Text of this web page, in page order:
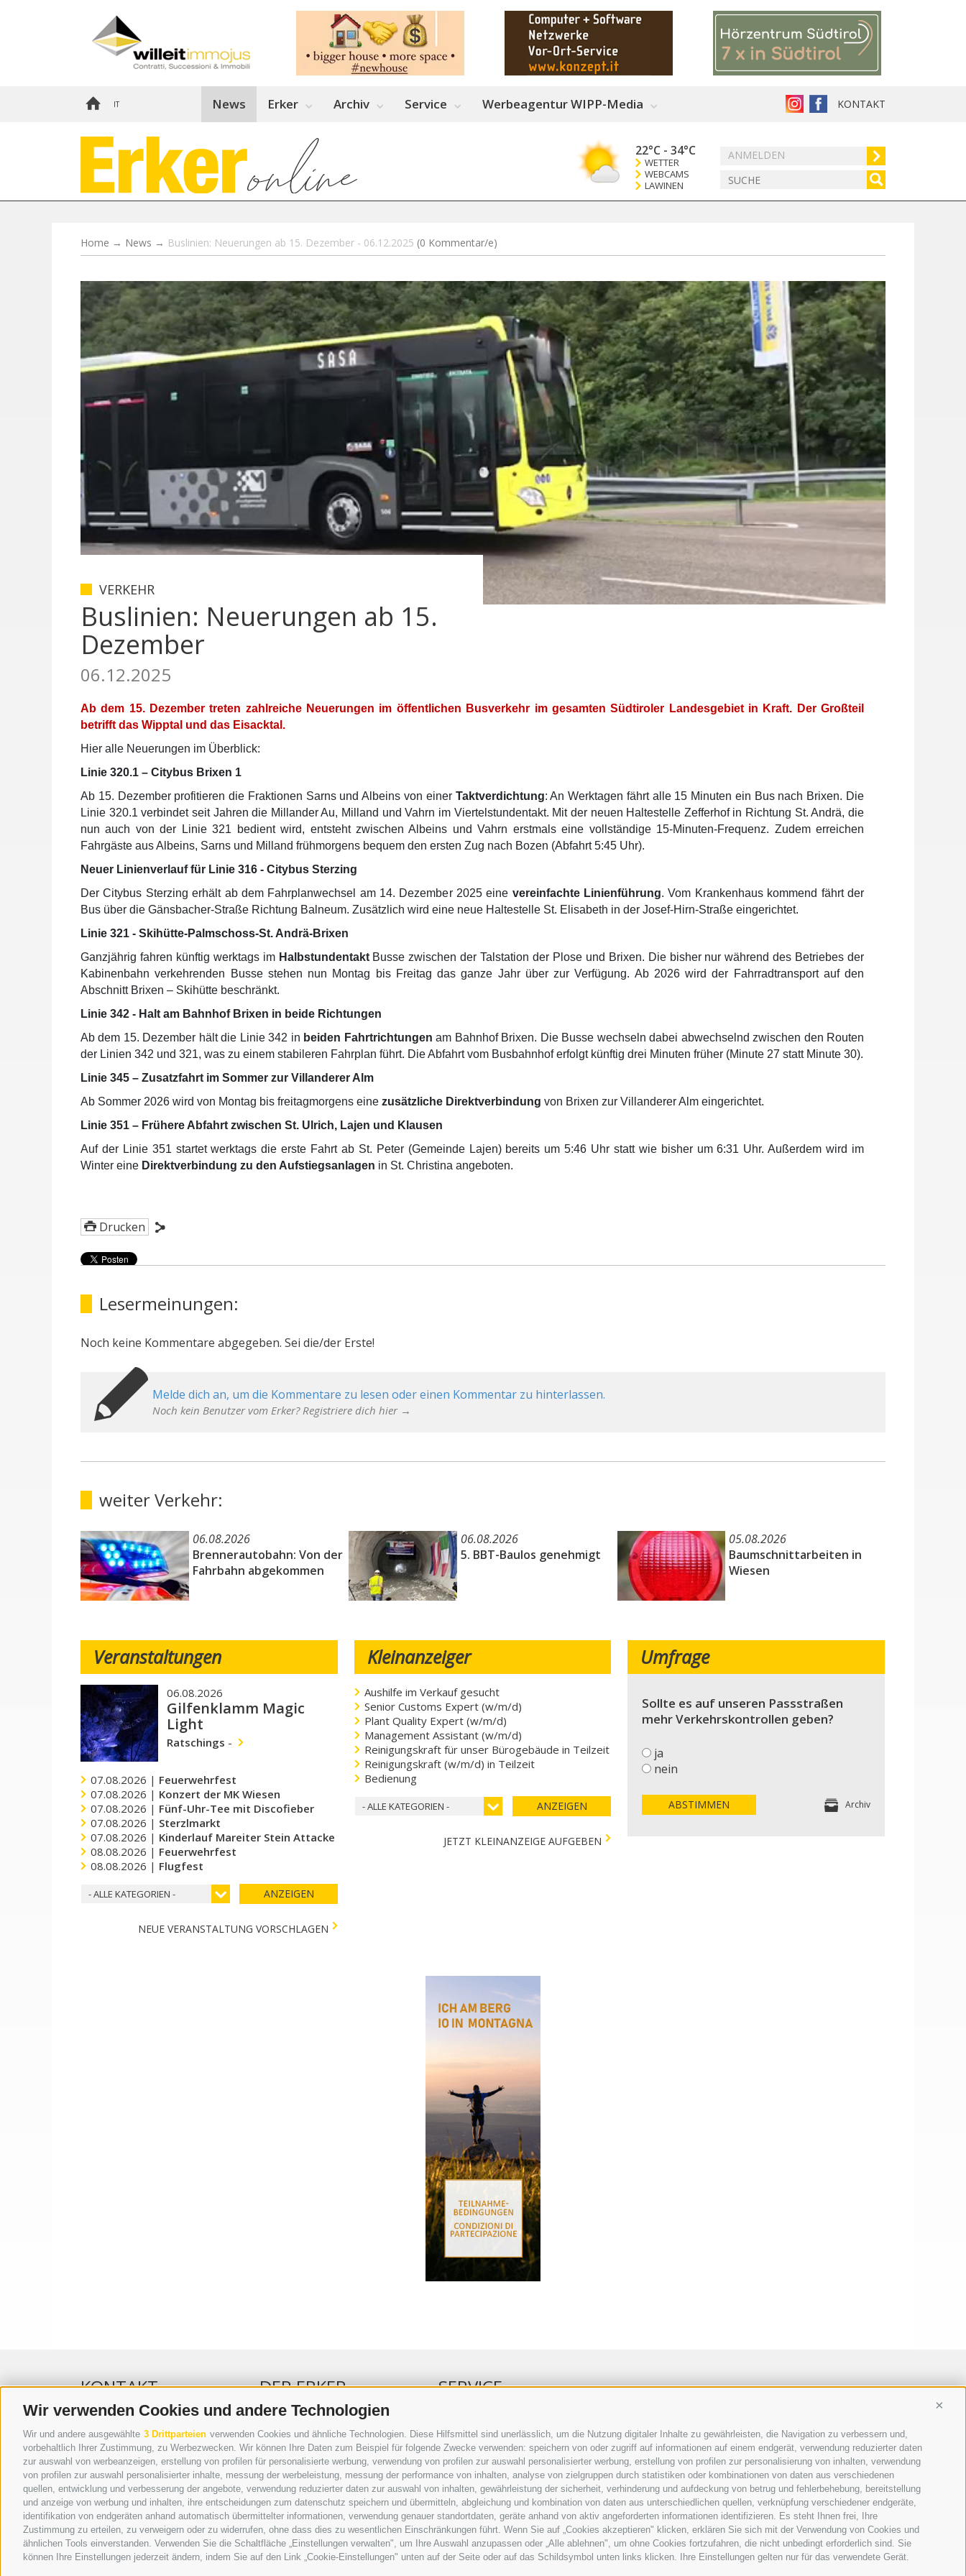
Wir verwenden Cookies und andere Technologien
Wir und andere ausgewählte 3 Drittparteien verwenden Cookies und ähnliche Technologien. Diese Hilfsmittel sind unerlässlich, um die Nutzung digitaler Inhalte zu gewährleisten, die Navigation zu verbessern und,
vorbehaltlich Ihrer Zustimmung, zu Werbezwecken. Wir können Ihre Daten zum Beispiel für folgende Zwecke verwenden: speichern von oder zugriff auf informationen auf einem endgerät, verwendung reduzierter daten
zur auswahl von werbeanzeigen, erstellung von profilen für personalisierte werbung, verwendung von profilen zur auswahl personalisierter werbung, erstellung von profilen zur personalisierung von inhalten, verwendung
von profilen zur auswahl personalisierter inhalte, messung der werbeleistung, messung der performance von inhalten, analyse von zielgruppen durch statistiken oder kombinationen von daten aus verschiedenen
quellen, entwicklung und verbesserung der angebote, verwendung reduzierter daten zur auswahl von inhalten, gewährleistung der sicherheit, verhinderung und aufdeckung von betrug und fehlerbehebung, bereitstellung
und anzeige von werbung und inhalten, ihre entscheidungen zum datenschutz speichern und übermitteln, abgleichung und kombination von daten aus unterschiedlichen quellen, verknüpfung verschiedener endgeräte,
identifikation von endgeräten anhand automatisch übermittelter informationen, verwendung genauer standortdaten, geräte anhand von aktiv angeforderten informationen identifizieren. Es steht Ihnen frei, Ihre
Zustimmung zu erteilen, zu verweigern oder zu widerrufen, ohne dass dies zu wesentlichen Einschränkungen führt. Wenn Sie auf „Cookies akzeptieren" klicken, erklären Sie sich mit der Verwendung von Cookies und
ähnlichen Tools einverstanden. Verwenden Sie die Schaltfläche „Einstellungen verwalten", um Ihre Auswahl anzupassen oder „Alle ablehnen", um ohne Cookies fortzufahren, die nicht unbedingt erforderlich sind. Sie
können Ihre Einstellungen jederzeit ändern, indem Sie auf den Link „Cookie-Einstellungen" unten auf der Seite oder auf das Schildsymbol unten links klicken. Ihre Einstellungen gelten nur für das verwendete Gerät.
IT KONTAKT
News Erker Archiv Service Werbeagentur WIPP-Media
ANMELDEN
22°C - 34°C
WETTER
WEBCAMS
LAWINEN
Home → News → Buslinien: Neuerungen ab 15. Dezember - 06.12.2025 (0 Kommentar/e)
VERKEHR
Buslinien: Neuerungen ab 15.
Dezember
06.12.2025
Ab dem 15. Dezember treten zahlreiche Neuerungen im öffentlichen Busverkehr im gesamten Südtiroler Landesgebiet in Kraft. Der Großteil
betrifft das Wipptal und das Eisacktal.
Hier alle Neuerungen im Überblick:
Linie 320.1 – Citybus Brixen 1
Ab 15. Dezember profitieren die Fraktionen Sarns und Albeins von einer Taktverdichtung: An Werktagen fährt alle 15 Minuten ein Bus nach Brixen. Die
Linie 320.1 verbindet seit Jahren die Millander Au, Milland und Vahrn im Viertelstundentakt. Mit der neuen Haltestelle Zefferhof in Richtung St. Andrä, die
nun auch von der Linie 321 bedient wird, entsteht zwischen Albeins und Vahrn erstmals eine vollständige 15-Minuten-Frequenz. Zudem erreichen
Fahrgäste aus Albeins, Sarns und Milland frühmorgens bequem den ersten Zug nach Bozen (Abfahrt 5:45 Uhr).
Neuer Linienverlauf für Linie 316 - Citybus Sterzing
Der Citybus Sterzing erhält ab dem Fahrplanwechsel am 14. Dezember 2025 eine vereinfachte Linienführung. Vom Krankenhaus kommend fährt der
Bus über die Gänsbacher-Straße Richtung Balneum. Zusätzlich wird eine neue Haltestelle St. Elisabeth in der Josef-Hirn-Straße eingerichtet.
Linie 321 - Skihütte-Palmschoss-St. Andrä-Brixen
Ganzjährig fahren künftig werktags im Halbstundentakt Busse zwischen der Talstation der Plose und Brixen. Die bisher nur während des Betriebes der
Kabinenbahn verkehrenden Busse stehen nun Montag bis Freitag das ganze Jahr über zur Verfügung. Ab 2026 wird der Fahrradtransport auf den
Abschnitt Brixen – Skihütte beschränkt.
Linie 342 - Halt am Bahnhof Brixen in beide Richtungen
Ab dem 15. Dezember hält die Linie 342 in beiden Fahrtrichtungen am Bahnhof Brixen. Die Busse wechseln dabei abwechselnd zwischen den Routen
der Linien 342 und 321, was zu einem stabileren Fahrplan führt. Die Abfahrt vom Busbahnhof erfolgt künftig drei Minuten früher (Minute 27 statt Minute 30).
Linie 345 – Zusatzfahrt im Sommer zur Villanderer Alm
Ab Sommer 2026 wird von Montag bis freitagmorgens eine zusätzliche Direktverbindung von Brixen zur Villanderer Alm eingerichtet.
Linie 351 – Frühere Abfahrt zwischen St. Ulrich, Lajen und Klausen
Auf der Linie 351 startet werktags die erste Fahrt ab St. Peter (Gemeinde Lajen) bereits um 5:46 Uhr statt wie bisher um 6:31 Uhr. Außerdem wird im
Winter eine Direktverbindung zu den Aufstiegsanlagen in St. Christina angeboten.
Drucken
Lesermeinungen:
Noch keine Kommentare abgegeben. Sei die/der Erste!
Melde dich an, um die Kommentare zu lesen oder einen Kommentar zu hinterlassen.
Noch kein Benutzer vom Erker? Registriere dich hier →
weiter Verkehr:
06.08.2026
Brennerautobahn: Von der
Fahrbahn abgekommen
06.08.2026
5. BBT-Baulos genehmigt
05.08.2026
Baumschnittarbeiten in
Wiesen
Veranstaltungen
06.08.2026
Gilfenklamm Magic
Light
Ratschings -
07.08.2026 | Feuerwehrfest
07.08.2026 | Konzert der MK Wiesen
07.08.2026 | Fünf-Uhr-Tee mit Discofieber
07.08.2026 | Sterzlmarkt
07.08.2026 | Kinderlauf Mareiter Stein Attacke
08.08.2026 | Feuerwehrfest
08.08.2026 | Flugfest
- ALLE KATEGORIEN - ANZEIGEN
NEUE VERANSTALTUNG VORSCHLAGEN
Kleinanzeiger
Aushilfe im Verkauf gesucht
Senior Customs Expert (w/m/d)
Plant Quality Expert (w/m/d)
Management Assistant (w/m/d)
Reinigungskraft für unser Bürogebäude in Teilzeit
Reinigungskraft (w/m/d) in Teilzeit
Bedienung
- ALLE KATEGORIEN - ANZEIGEN
JETZT KLEINANZEIGE AUFGEBEN
Umfrage
Sollte es auf unseren Passstraßen
mehr Verkehrskontrollen geben?
ja
nein
ABSTIMMEN Archiv
KONTAKT
WIPP-MEDIA GMBH
DER ERKER
NEUSTADT 20A
I-39049 STERZING
TEL.: +39 0472 766876
GRAFIK@DERERKER.IT
INFO@DERERKER.IT
BARBARA.FONTANA@DERERKER.IT
DER ERKER
WERBEN IM ERKER
ONLINE-WERBUNG
SEPA-DAUERAUFTRAG
REGELN LESERKOMMENTARE
ONLINE VOTING
SERVICE
VERANSTALTUNGSKALENDER
KLEINANZEIGER
NÜTZLICHE LINKS
WETTER
WEBCAM
VIDEOS
TRAUER